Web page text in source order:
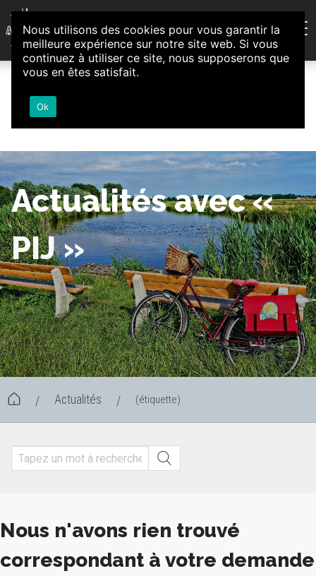
Aller au contenu
Association d'Animation et d'Initiatives Citoyennes
Loire-Authion
Actualités avec «
PIJ »
/ Actualités / (étiquette)
Nous n'avons rien trouvé
correspondant à votre demande
Nous utilisons des cookies pour vous garantir la
meilleure expérience sur notre site web. Si vous
continuez à utiliser ce site, nous supposerons que
vous en êtes satisfait.
Ok